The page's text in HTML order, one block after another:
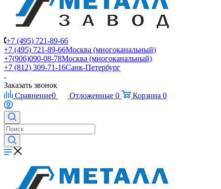
+7 (495) 721-89-66
+7 (495) 721-89-66Москва (многоканальный)
+7(906)090-08-78Москва (многоканальный)
+7 (812) 309-71-16Санк-Петербург
Заказать звонок
Сравнение0 Отложенные 0 Корзина 0